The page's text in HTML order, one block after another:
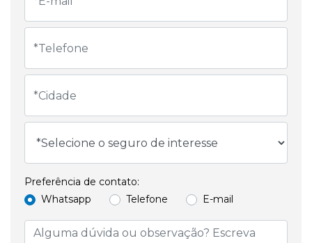
Preferência de contato:
Whatsapp
Telefone E-mail